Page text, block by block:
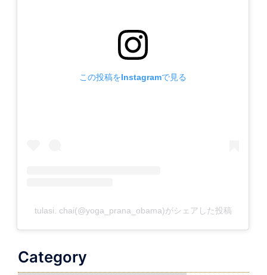
この投稿をInstagramで見る
tulasi. chai(@yoga_prana_obama)がシェアした投稿
Category